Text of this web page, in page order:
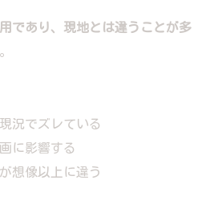
であり、現地とは違うことが多
況でズレている
に影響する
想像以上に違う